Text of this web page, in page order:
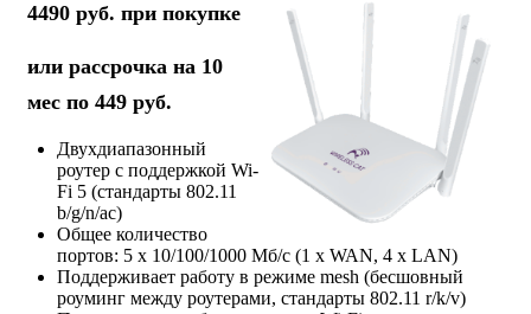
4490 руб. при покупке
или рассрочка на 10
мес по 449 руб.
Двухдиапазонный
роутер с поддержкой Wi-
Fi 5 (стандарты 802.11
b/g/n/ac)
Общее количество
портов: 5 х 10/100/1000 Мб/с (1 x WAN, 4 x LAN)
Поддерживает работу в режиме mesh (бесшовный
роуминг между роутерами, стандарты 802.11 r/k/v)